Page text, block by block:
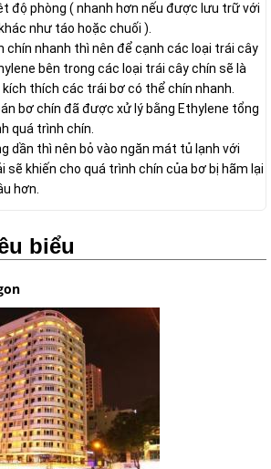
độ phòng ( nhanh hơn nếu được lưu trữ với
như táo hoặc chuối ).
chín nhanh thì nên để cạnh các loại trái cây
bên trong các loại trái cây chín sẽ là
thích các trái bơ có thể chín nhanh.
bơ chín đã được xử lý bằng Ethylene tổng
quá trình chín.
dần thì nên bỏ vào ngăn mát tủ lạnh với
sẽ khiến cho quá trình chín của bơ bị hãm lại
hơn.
biểu